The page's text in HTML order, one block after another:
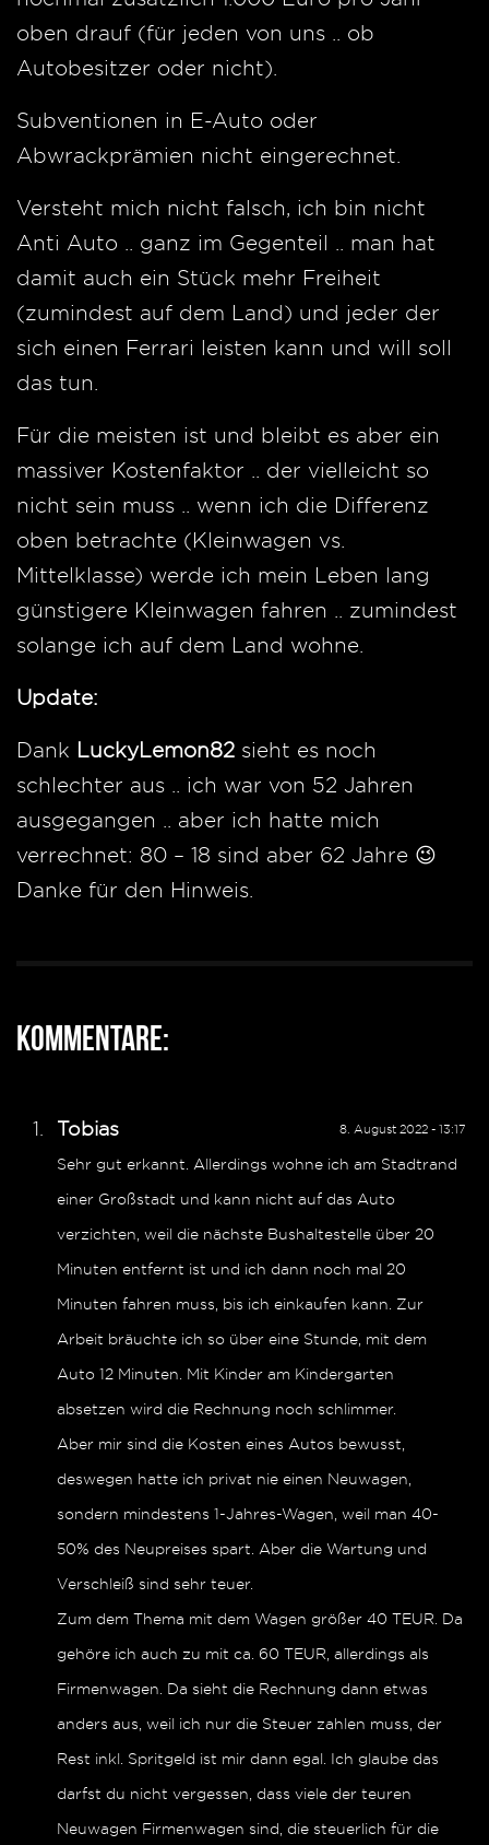
oben drauf (für jeden von uns .. ob
Autobesitzer oder nicht).
Subventionen in E-Auto oder
Abwrackprämien nicht eingerechnet.
Versteht mich nicht falsch, ich bin nicht
Anti Auto .. ganz im Gegenteil .. man hat
damit auch ein Stück mehr Freiheit
(zumindest auf dem Land) und jeder der
sich einen Ferrari leisten kann und will soll
das tun.
Für die meisten ist und bleibt es aber ein
massiver Kostenfaktor .. der vielleicht so
nicht sein muss .. wenn ich die Differenz
oben betrachte (Kleinwagen vs.
Mittelklasse) werde ich mein Leben lang
günstigere Kleinwagen fahren .. zumindest
solange ich auf dem Land wohne.
Update:
Dank LuckyLemon82 sieht es noch
schlechter aus .. ich war von 52 Jahren
ausgegangen .. aber ich hatte mich
verrechnet: 80 – 18 sind aber 62 Jahre 😉
Danke für den Hinweis.
Kommentare:
8. August 2022 - 13:17
Tobias
Sehr gut erkannt. Allerdings wohne ich am Stadtrand
einer Großstadt und kann nicht auf das Auto
verzichten, weil die nächste Bushaltestelle über 20
Minuten entfernt ist und ich dann noch mal 20
Minuten fahren muss, bis ich einkaufen kann. Zur
Arbeit bräuchte ich so über eine Stunde, mit dem
Auto 12 Minuten. Mit Kinder am Kindergarten
absetzen wird die Rechnung noch schlimmer.
Aber mir sind die Kosten eines Autos bewusst,
deswegen hatte ich privat nie einen Neuwagen,
sondern mindestens 1-Jahres-Wagen, weil man 40-
50% des Neupreises spart. Aber die Wartung und
Verschleiß sind sehr teuer.
Zum dem Thema mit dem Wagen größer 40 TEUR. Da
gehöre ich auch zu mit ca. 60 TEUR, allerdings als
Firmenwagen. Da sieht die Rechnung dann etwas
anders aus, weil ich nur die Steuer zahlen muss, der
Rest inkl. Spritgeld ist mir dann egal. Ich glaube das
darfst du nicht vergessen, dass viele der teuren
Neuwagen Firmenwagen sind, die steuerlich für die